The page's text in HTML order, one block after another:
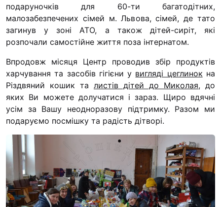
“#Усинови_ТИ”
Законодавство
Контакти
(096) 749 79 80
procopecj@gmail.com
подаруночків для 60-ти багатодітних,
малозабезпечених сімей м. Львова, сімей, де тато
загинув у зоні АТО, а також дітей-сиріт, які
розпочали самостійне життя поза інтернатом.
Впродовж місяця Центр проводив збір продуктів
харчування та засобів гігієни у вигляді цеглинок на
Різдвяний кошик та листів дітей до Миколая, до
яких Ви можете долучатися і зараз. Щиро вдячні
усім за Вашу неодноразову підтримку. Разом ми
подаруємо посмішку та радість дітворі.